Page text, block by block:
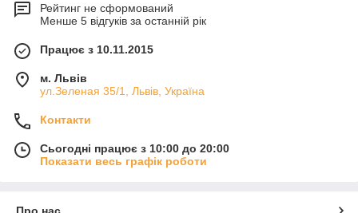
Рейтинг не сформований
Менше 5 відгуків за останній рік
Працює з 10.11.2015
м. Львів
ул.Зеленая 35/1, Львів, Україна
Контакти
Сьогодні працює з 10:00 до 20:00
Показати весь графік роботи